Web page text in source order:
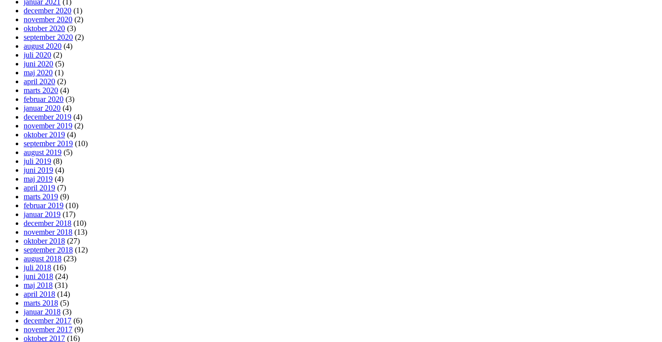
december 2020 (1)
november 2020 (2)
oktober 2020 (3)
september 2020 (2)
august 2020 (4)
juli 2020 (2)
juni 2020 (5)
maj 2020 (1)
april 2020 (2)
marts 2020 (4)
februar 2020 (3)
januar 2020 (4)
december 2019 (4)
november 2019 (2)
oktober 2019 (4)
september 2019 (10)
august 2019 (5)
juli 2019 (8)
juni 2019 (4)
maj 2019 (4)
april 2019 (7)
marts 2019 (9)
februar 2019 (10)
januar 2019 (17)
december 2018 (10)
november 2018 (13)
oktober 2018 (27)
september 2018 (12)
august 2018 (23)
juli 2018 (16)
juni 2018 (24)
maj 2018 (31)
april 2018 (14)
marts 2018 (5)
januar 2018 (3)
december 2017 (6)
november 2017 (9)
oktober 2017 (16)